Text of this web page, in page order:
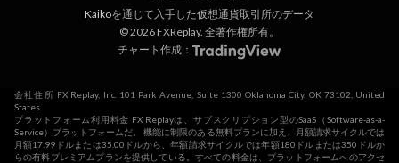
Kaikoを通じて入手した仮想通貨取引所のデータ
© 2026 FXReplay. 全著作権所有。
チャート作成：
会社住所 FX Replay, Inc. 101 Park Avenue, Suite 1300 Oklahoma City, OK 73102, United
States.
プラットフォーム利用料金 FX Replayは、サブスクリプション型のSaaS（Software-as-a-
Service）プラットフォームだ。 機能に制限のある無料プランに加え、月額請求サイクルでは
月額17.99ドルまたは35.00ドルから、年額請求サイクルでは年額180ドルまたは350ドルか
らの有料プレミアムプランを提供している。すべての料金は、プラットフォームへのアクセ